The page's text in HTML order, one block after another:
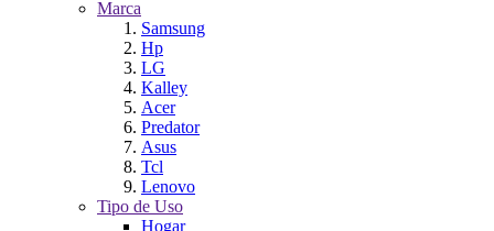
Marca
Samsung
Hp
LG
Kalley
Acer
Predator
Asus
Tcl
Lenovo
Tipo de Uso
Hogar